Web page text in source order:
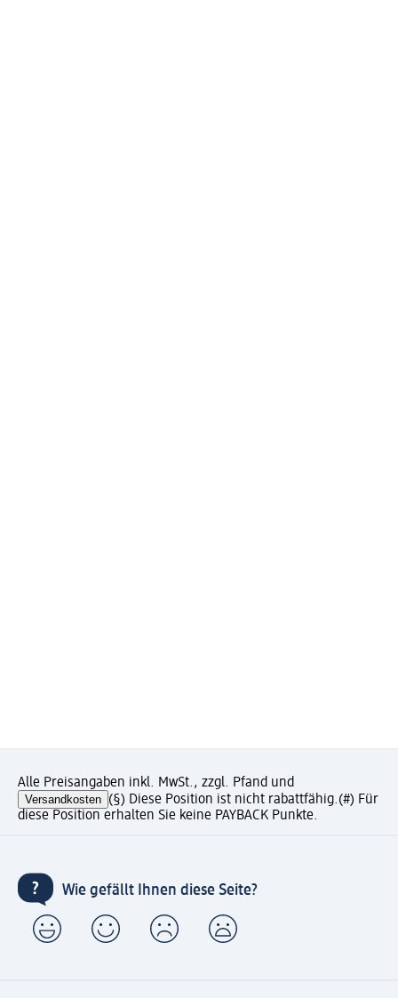
Alle Preisangaben inkl. MwSt., zzgl. Pfand und
Versandkosten (§) Diese Position ist nicht rabattfähig.(#) Für
diese Position erhalten Sie keine PAYBACK Punkte.
Wie gefällt Ihnen diese Seite?